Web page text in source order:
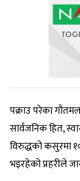
पक्राउ परेका
सार्वजनिक हित,
विरुद्धको कसुरमा
भइरहेको प्रहरीले